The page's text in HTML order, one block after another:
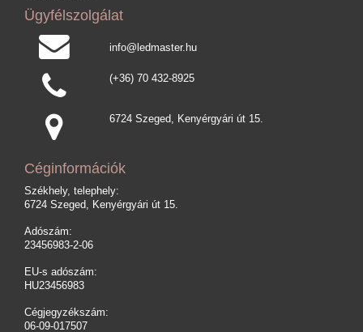
Ügyfélszolgálat
info@ledmaster.hu
(+36) 70 432-8925
6724 Szeged, Kenyérgyári út 15.
Céginformációk
Székhely, telephely:
6724 Szeged, Kenyérgyári út 15.
Adószám:
23456983-2-06
EU-s adószám:
HU23456983
Cégjegyzékszám:
06-09-017507